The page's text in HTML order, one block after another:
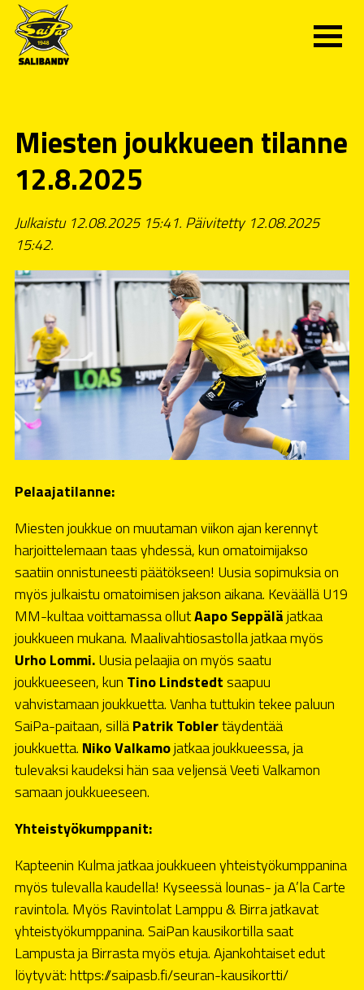
Miesten joukkueen tilanne
12.8.2025
Julkaistu 12.08.2025 15:41. Päivitetty 12.08.2025
15:42.
Pelaajatilanne:
Miesten joukkue on muutaman viikon ajan kerennyt
harjoittelemaan taas yhdessä, kun omatoimijakso
saatiin onnistuneesti päätökseen! Uusia sopimuksia on
myös julkaistu omatoimisen jakson aikana. Keväällä U19
MM-kultaa voittamassa ollutAapo Seppäläjatkaa
joukkueen mukana. Maalivahtiosastolla jatkaa myös
Urho Lommi.Uusia pelaajia on myös saatu
joukkueeseen, kun Tino Lindstedt saapuu
vahvistamaan joukkuetta. Vanha tuttukin tekee paluun
SaiPa-paitaan, silläPatrik Toblertäydentää
joukkuetta. Niko Valkamojatkaa joukkueessa, ja
tulevaksi kaudeksi hän saa veljensä Veeti Valkamon
samaan joukkueeseen.
Yhteistyökumppanit:
Kapteenin Kulma jatkaa joukkueen yhteistyökumppanina
myös tulevalla kaudella! Kyseessä lounas- ja A’la Carte
ravintola. Myös Ravintolat Lamppu & Birra jatkavat
yhteistyökumppanina. SaiPan kausikortilla saat
Lampusta ja Birrasta myös etuja. Ajankohtaiset edut
löytyvät:https://saipasb.fi/seuran-kausikortti/